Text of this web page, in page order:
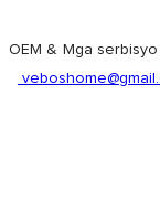
OEM & Mga